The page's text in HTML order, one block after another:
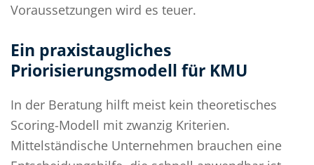
Voraussetzungen wird es teuer.
Ein praxistaugliches
Priorisierungsmodell für KMU
In der Beratung hilft meist kein theoretisches
Scoring-Modell mit zwanzig Kriterien.
Mittelständische Unternehmen brauchen eine